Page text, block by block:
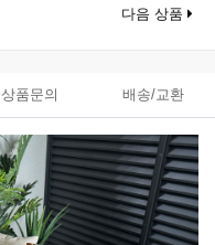
다음 상품
상품문의 배송/교환